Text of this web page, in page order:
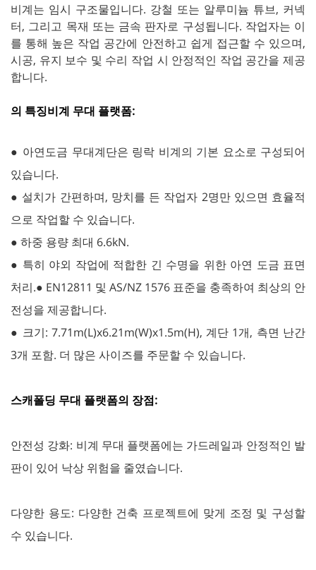
비계는 임시 구조물입니다. 강철 또는 알루미늄 튜브, 커넥
터, 그리고 목재 또는 금속 판자로 구성됩니다. 작업자는 이
를 통해 높은 작업 공간에 안전하고 쉽게 접근할 수 있으며,
시공, 유지 보수 및 수리 작업 시 안정적인 작업 공간을 제공
합니다.
의 특징비계 무대 플랫폼:
● 아연도금 무대계단은 링락 비계의 기본 요소로 구성되어
있습니다.
● 설치가 간편하며, 망치를 든 작업자 2명만 있으면 효율적
으로 작업할 수 있습니다.
● 하중 용량 최대 6.6kN.
● 특히 야외 작업에 적합한 긴 수명을 위한 아연 도금 표면
처리.● EN12811 및 AS/NZ 1576 표준을 충족하여 최상의 안
전성을 제공합니다.
● 크기: 7.71m(L)x6.21m(W)x1.5m(H), 계단 1개, 측면 난간
3개 포함. 더 많은 사이즈를 주문할 수 있습니다.
스캐폴딩 무대 플랫폼의 장점:
안전성 강화: 비계 무대 플랫폼에는 가드레일과 안정적인 발
판이 있어 낙상 위험을 줄였습니다.
다양한 용도: 다양한 건축 프로젝트에 맞게 조정 및 구성할
수 있습니다.